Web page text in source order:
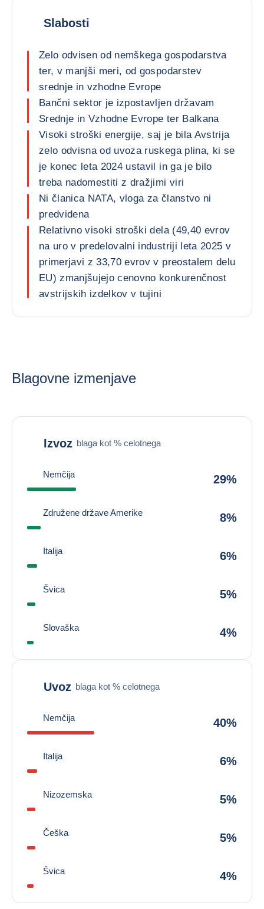
Slabosti
Zelo odvisen od nemškega gospodarstva
ter, v manjši meri, od gospodarstev
srednje in vzhodne Evrope
Bančni sektor je izpostavljen državam
Srednje in Vzhodne Evrope ter Balkana
Visoki stroški energije, saj je bila Avstrija
zelo odvisna od uvoza ruskega plina, ki se
je konec leta 2024 ustavil in ga je bilo
treba nadomestiti z dražjimi viri
Ni članica NATA, vloga za članstvo ni
predvidena
Relativno visoki stroški dela (49,40 evrov
na uro v predelovalni industriji leta 2025 v
primerjavi z 33,70 evrov v preostalem delu
EU) zmanjšujejo cenovno konkurenčnost
avstrijskih izdelkov v tujini
Blagovne izmenjave
Izvoz blaga kot % celotnega
Nemčija 29%
Združene države Amerike 8%
Italija 6%
Švica 5%
Slovaška 4%
Uvoz blaga kot % celotnega
Nemčija 40%
Italija 6%
Nizozemska 5%
Češka 5%
Švica 4%